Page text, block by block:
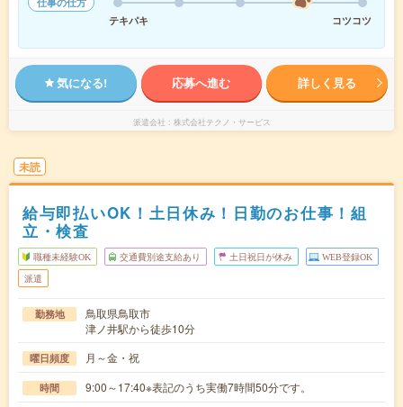
テキパキ
コツコツ
気になる! 応募へ進む 詳しく見る
派遣会社 株式会社テクノ・サービス
未読
給与即払いOK！土日休み！日勤のお仕事！組
立・検査
職種未経験OK 交通費別途支給あり 土日祝日が休み WEB登録OK
派遣
勤務地
鳥取県鳥取市
津ノ井駅から徒歩10分
曜日頻度 月～金・祝
時間 9:00～17:40※表記のうち実働7時間50分です。